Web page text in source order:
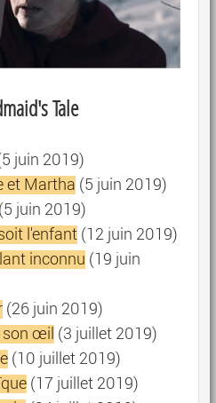
Tale
juin 2019)
et Martha (5 juin 2019)
juin 2019)
l'enfant(12 juin 2019)
inconnu (19 juin
(26 juin 2019)
son œil (3 juillet 2019)
(10 juillet 2019)
(17 juillet 2019)